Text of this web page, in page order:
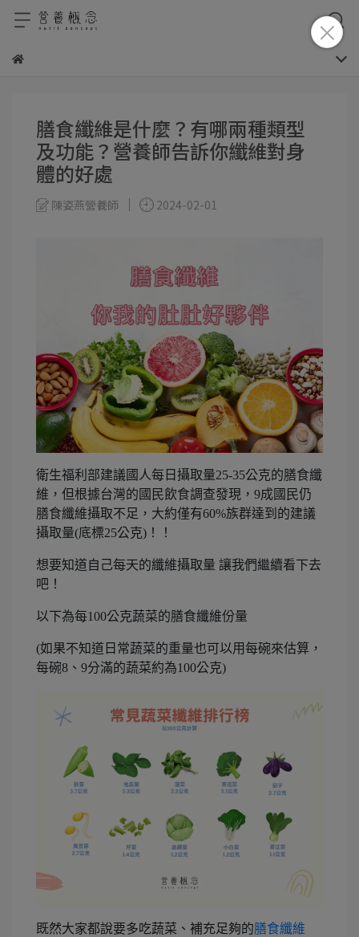
膳食纖維是什麼？有哪兩種類型
及功能？營養師告訴你纖維對身
體的好處
陳姿燕營養師 2024-02-01
衛生福利部建議國人每日攝取量25-35公克的膳食纖
維，但根據台灣的國民飲食調查發現，9成國民仍
膳食纖維攝取不足，大約僅有60%族群達到的建議
攝取量(底標25公克)！！
想要知道自己每天的纖維攝取量 讓我們繼續看下去
吧！
以下為每100公克蔬菜的膳食纖維份量
(如果不知道日常蔬菜的重量也可以用每碗來估算，
每碗8、9分滿的蔬菜約為100公克)
既然大家都說要多吃蔬菜、補充足夠的膳食纖維